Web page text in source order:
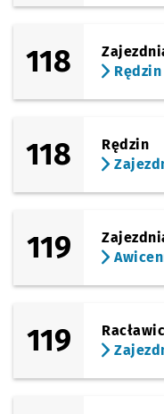
118
Rędzin
118
Rędzin
119
119